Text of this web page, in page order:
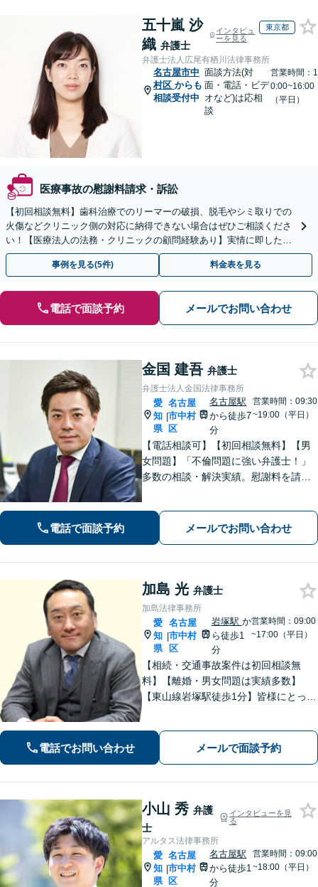
五十嵐 沙
織 弁護士
インタビュ
ーを見る
東京都
弁護士法人広尾有栖川法律事務所
名古屋市中
村区 からも
相談受付中
面談方法(対
面・電話・ビデ
オなど)は応相
談
営業時間：1
0:00~16:00
（平日）
医療事故の慰謝料請求・訴訟
【初回相談無料】歯科治療でのリーマーの破損、脱毛やシミ取りでの
火傷などクリニック側の対応に納得できない場合はぜひご相談くださ
い！【医療法人の法務・クリニックの顧問経験あり】実情に即したア
ドバイスで、納得のできるトラブルの解決を目指します。
事例を見る(5件) 料金表を見る
電話で面談予約 メールでお問い合わせ
金国 建吾 弁護士
弁護士法人金国法律事務所
愛
知
県
|
名古屋
市中村
区
名古屋駅
から徒歩7
分
営業時間：09:30
~19:00（平日）
【電話相談可】【初回相談無料】【男
女問題】「不倫問題に強い弁護士！」
多数の相談・解決実績。慰謝料を請求
できるようサポートします【夜間・休
日面談可】【完全個室】【名古屋駅7
電話で面談予約 メールでお問い合わせ
加島 光 弁護士
加島法律事務所
愛
知
県
|
名古屋
市中村
区
岩塚駅 か
ら徒歩1
分
営業時間：09:00
~17:00（平日）
【相続・交通事故案件は初回相談無
料】【離婚・男女問題は実績多数】
【東山線岩塚駅徒歩1分】皆様にとって
電話でお問い合わせ メールで面談予約
小山 秀 弁護
士
インタビューを見
る
アルタス法律事務所
愛
知
県
|
名古屋
市中村
区
名古屋駅
から徒歩1
分
営業時間：09:00
~18:00（平日）